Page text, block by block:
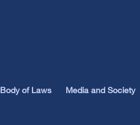
Body of Laws Media and Society